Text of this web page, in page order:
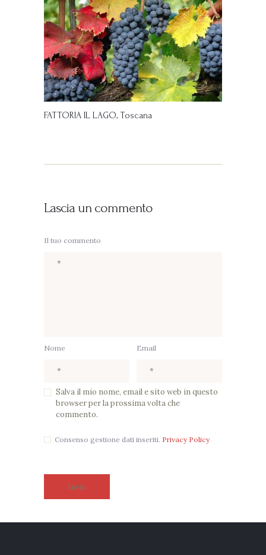
FATTORIA IL LAGO, Toscana
Lascia un commento
Il tuo commento
Nome Email
Salva il mio nome, email e sito web in questo
browser per la prossima volta che
commento.
Consenso gestione dati inseriti. Privacy Policy